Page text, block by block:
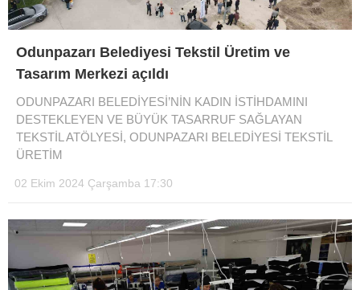
Odunpazarı Belediyesi Tekstil Üretim ve
Tasarım Merkezi açıldı
ODUNPAZARI BELEDİYESİ’NİN KADIN İSTİHDAMINI
DESTEKLEYEN VE BÜYÜK TASARRUF SAĞLAYAN
TEKSTİL ATÖLYESİ, ODUNPAZARI BELEDİYESİ TEKSTİL
ÜRETİM
02 Ekim 2024 Çarşamba 17:30